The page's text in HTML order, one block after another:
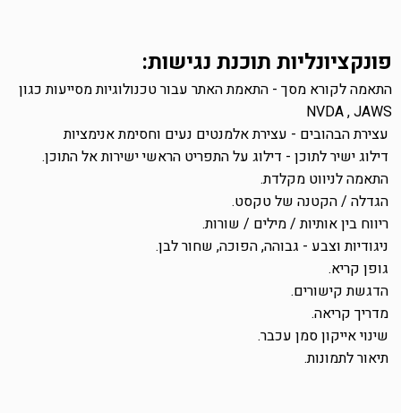
פונקציונליות תוכנת נגישות:
התאמה לקורא מסך - התאמת האתר עבור טכנולוגיות מסייעות כגון
NVDA , JAWS
עצירת הבהובים - עצירת אלמנטים נעים וחסימת אנימציות
דילוג ישיר לתוכן - דילוג על התפריט הראשי ישירות אל התוכן.
התאמה לניווט מקלדת.
הגדלה / הקטנה של טקסט.
ריווח בין אותיות / מילים / שורות.
ניגודיות וצבע - גבוהה, הפוכה, שחור לבן.
גופן קריא.
הדגשת קישורים.
מדריך קריאה.
שינוי אייקון סמן עכבר.
תיאור לתמונות.